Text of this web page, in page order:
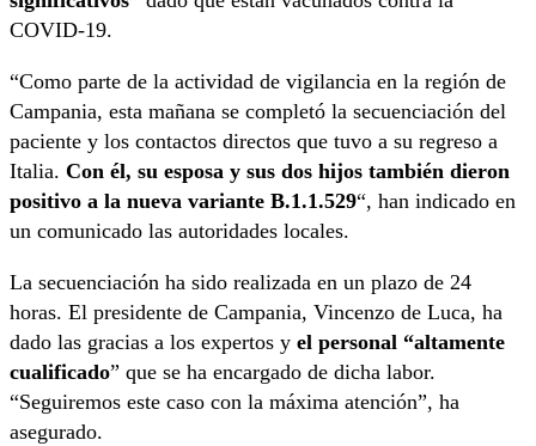
COVID-19.
“Como parte de la actividad de vigilancia en la región de
Campania, esta mañana se completó la secuenciación del
paciente y los contactos directos que tuvo a su regreso a
Italia. Con él, su esposa y sus dos hijos también dieron
positivo a la nueva variante B.1.1.529“, han indicado en
un comunicado las autoridades locales.
La secuenciación ha sido realizada en un plazo de 24
horas. El presidente de Campania, Vincenzo de Luca, ha
dado las gracias a los expertos y el personal “altamente
cualificado” que se ha encargado de dicha labor.
“Seguiremos este caso con la máxima atención”, ha
asegurado.